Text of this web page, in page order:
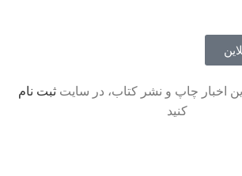
اخبار چاپ و نشر کتاب، در سایت ثبت نام
کنید